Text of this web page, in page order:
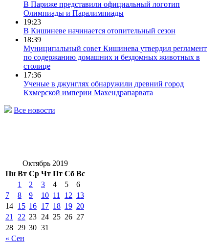
В Париже представили официальный логотип
Олимпиады и Паралимпиады
19:23
В Кишиневе начинается отопительный сезон
18:39
Муниципальный совет Кишинева утвердил регламент
по содержанию домашних и бездомных животных в
столице
17:36
Ученые в джунглях обнаружили древний город
Кхмерской империи Махендрапарвата
Все новости
Октябрь 2019
Пн Вт Ср Чт Пт Сб Вс
« Сен
1 2 3 4 5
6
7
8 9 10 11 12 13
14 15 16 17 18 19 20
21
22 23 24 25 26 27
28 29 30 31